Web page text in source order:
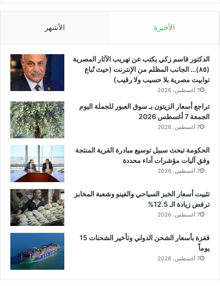
ر
ا
ر
و
الأخيرة الأشهر
الدكتور قاسم زكي يكتب عن تهريب الآثار المصرية
(٨٥)… الجانب المظلم من الإنترنت (حيث تُباع
توابيت مصرية بلا حسيب ولا رقيب)
7 أغسطس، 2026
تراجع أسعار الزيتون بـ سوق العبور للجملة اليوم
الجمعة 7 أغسطس 2026
7 أغسطس، 2026
الحكومة تبحث سببل توسيع مبادرة القرية المنتجة
وفق آليات مؤشرات أداء محددة
7 أغسطس، 2026
تثبيت أسعار الخبز السياحي والفينو وشعبة المخابز
ترفض زيادة الـ 12.5%
7 أغسطس، 2026
قفزة بأسعار الشحن الدولي وتأخير الشحنات 15
يوماً
7 أغسطس، 2026